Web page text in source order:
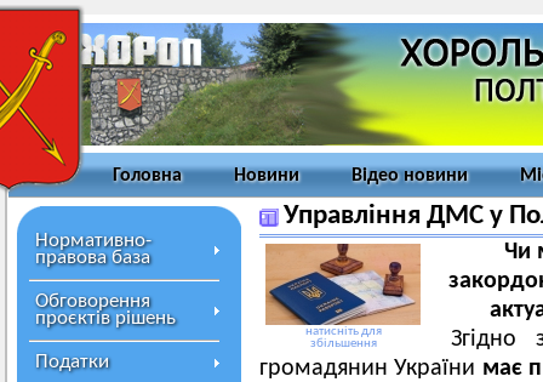
Головна Новини Відео новини
Нормативно-
правова база
Обговорення
проєктів рішень
Податки
Управління ДМС у
натисніть для
збільшення
Чи
Згідно
громадянин України має